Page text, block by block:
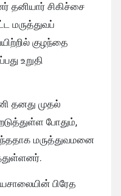
தனியார் சிகிச்சை
மருத்துவப்
குழந்தை
உறுதி
தனது முதல்
போதும்,
மருத்துவமனை
பிரேத